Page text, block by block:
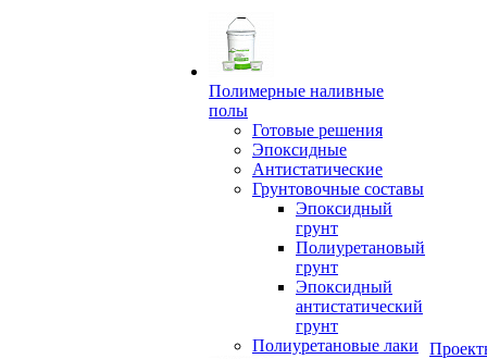
Полимерные наливные
полы
Готовые решения
Эпоксидные
Антистатические
Грунтовочные составы
Эпоксидный
грунт
Полиуретановый
грунт
Эпоксидный
антистатический
грунт
Полиуретановые лаки